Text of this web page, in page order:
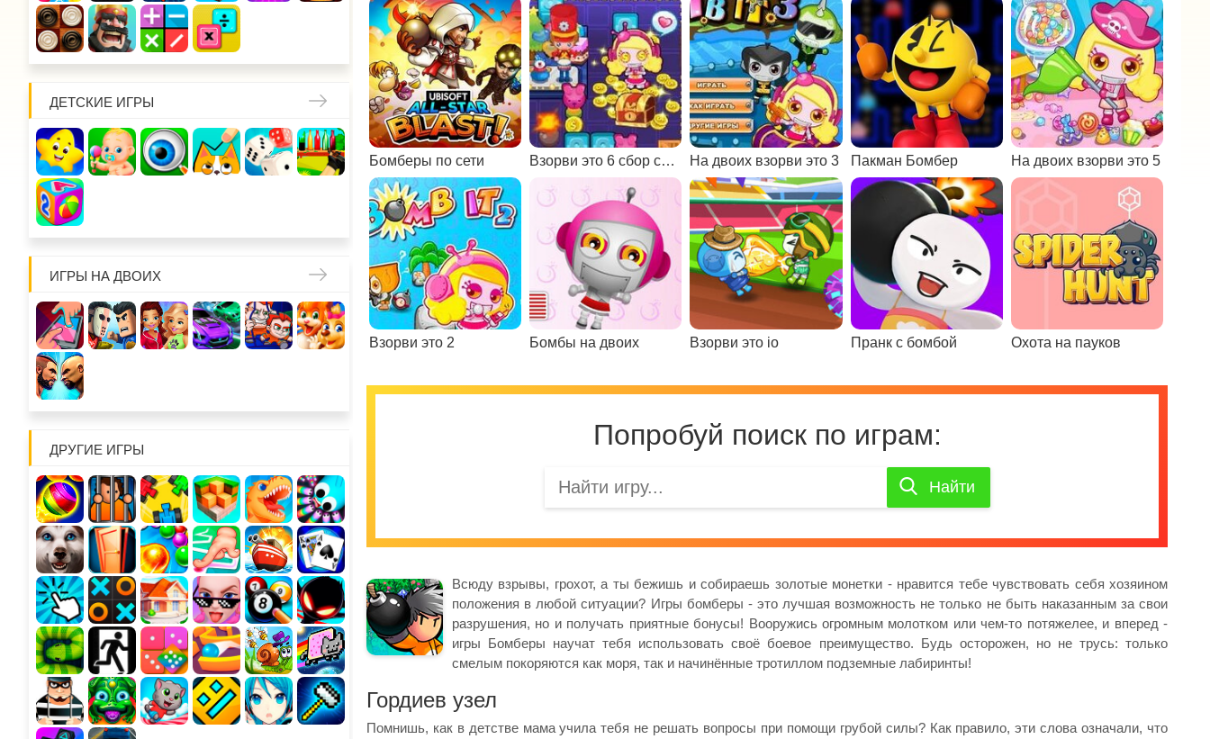
ДЕТСКИЕ ИГРЫ
ИГРЫ НА ДВОИХ
ДРУГИЕ ИГРЫ
Бомберы по сети Взорви это 6 сбор сокровищ На двоих взорви это 3 Пакман Бомбер На двоих взорви это 5
Взорви это 2 Бомбы на двоих Взорви это io Пранк с бомбой Охота на пауков
Попробуй поиск по играм:
Найти
Найти
Всюду взрывы, грохот, а ты бежишь и собираешь золотые монетки - нравится тебе чувствовать себя хозяином
положения в любой ситуации? Игры бомберы - это лучшая возможность не только не быть наказанным за свои
разрушения, но и получать приятные бонусы! Вооружись огромным молотком или чем-то потяжелее, и вперед -
игры Бомберы научат тебя использовать своё боевое преимущество. Будь осторожен, но не трусь: только
смелым покоряются как моря, так и начинённые тротиллом подземные лабиринты!
Гордиев узел
Помнишь, как в детстве мама учила тебя не решать вопросы при помощи грубой силы? Как правило, эти слова означали, что